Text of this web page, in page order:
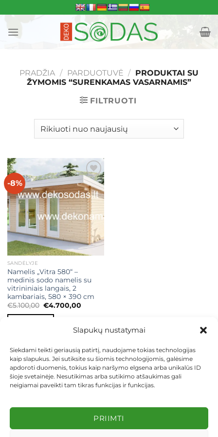
Slapukų nustatymai
Siekdami teikti geriausią patirtį, naudojame tokias technologijas
kaip slapukus. Jei sutiksite su šiomis technologijomis, galėsime
apdoroti duomenis, tokius kaip naršymo elgsena arba unikalūs ID
šioje svetainėje. Nesutikimas arba sutikimo atšaukimas gali
neigiamai paveikti tam tikras funkcijas ir funkcijas.
PRIIMTI
to
content
PRADŽIA / PARDUOTUVĖ / PRODUKTAI SU
ŽYMOMIS “SURENKAMAS VASARNAMIS”
FILTRUOTI
-8% Mėgstamiausias
SANDĖLYJE
Namelis „Vitra 580“ –
medinis sodo namelis su
vitrininiais langais, 2
kambariais, 580 × 390 cm
€5.100,00 Original
was:
€4.700,00Current
KEITIMAS IR GRĄŽINIMAS
PRIVATUMO POLITIKA
Visos teisės saugomos 2026 ©dekosodas.lt